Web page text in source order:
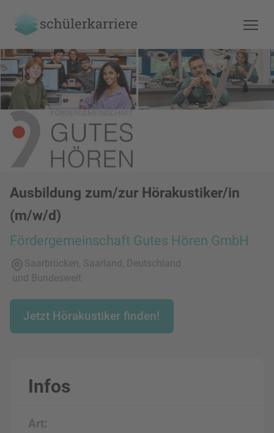
Ausbildung zum/zur Hörakustiker/in
(m/w/d)
Fördergemeinschaft Gutes Hören GmbH
Saarbrücken, Saarland, Deutschland
und Bundesweit
Jetzt Hörakustiker finden!
Infos
Art: